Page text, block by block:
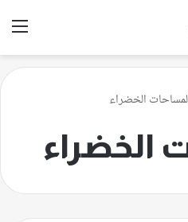
الخضراء
الخضراء